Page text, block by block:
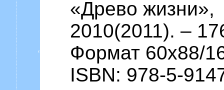
«Древо жизни»,
2010(2011). –
Формат 60x88/
ISBN: 978-5-